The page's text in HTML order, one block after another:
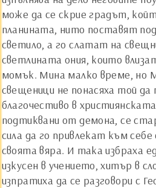
може да се скрие градът,
планината, нито поставят
светило, а го слатат на
светлината ония, които
момък. Мина малко време, но
свещеници не понасяха той да
благочестиво в
подтиквани от демона, се
сила да го привлекат към
своята вяра. И така избраха
изкусен в учението, хитър в
изпратиха да се разговори с